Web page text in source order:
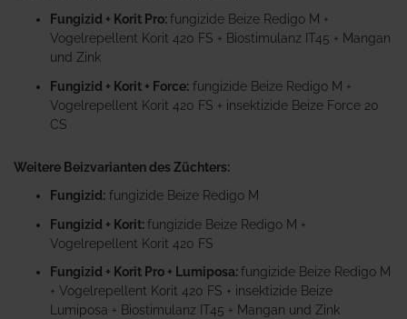
Fungizid + Korit Pro:fungizide Beize Redigo M +
Vogelrepellent Korit 420 FS + Biostimulanz IT45 + Mangan
und Zink
Fungizid + Korit + Force: fungizide Beize Redigo M +
Vogelrepellent Korit 420 FS + insektizide Beize Force 20
CS
Weitere Beizvarianten des Züchters:
Fungizid: fungizide Beize Redigo M
Fungizid + Korit:fungizide Beize Redigo M +
Vogelrepellent Korit 420 FS
Fungizid + Korit Pro + Lumiposa:fungizide Beize Redigo M
+ Vogelrepellent Korit 420 FS + insektizide Beize
Lumiposa + Biostimulanz IT45 + Mangan und Zink